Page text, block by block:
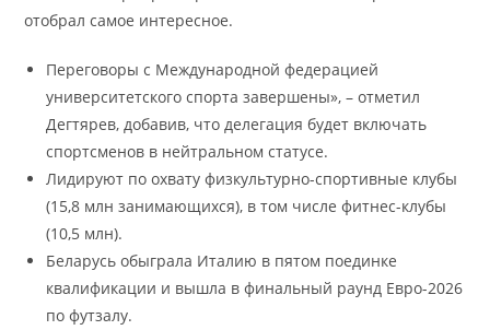
отобрал самое интересное.
Переговоры с Международной федерацией
университетского спорта завершены», – отметил
Дегтярев, добавив, что делегация будет включать
спортсменов в нейтральном статусе.
Лидируют по охвату физкультурно-спортивные клубы
(15,8 млн занимающихся), в том числе фитнес-клубы
(10,5 млн).
Беларусь обыграла Италию в пятом поединке
квалификации и вышла в финальный раунд Евро-2026
по футзалу.